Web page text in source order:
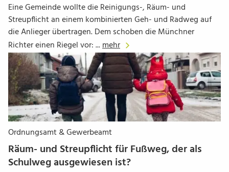
Eine Gemeinde wollte die Reinigungs-, Räum- und
Streupflicht an einem kombinierten Geh- und Radweg auf
die Anlieger übertragen. Dem schoben die Münchner
Richter einen Riegel vor: ...mehr
Ordnungsamt & Gewerbeamt
Räum- und Streupflicht für Fußweg, der als
Schulweg ausgewiesen ist?